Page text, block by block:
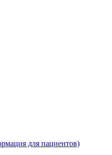
для пациентов)